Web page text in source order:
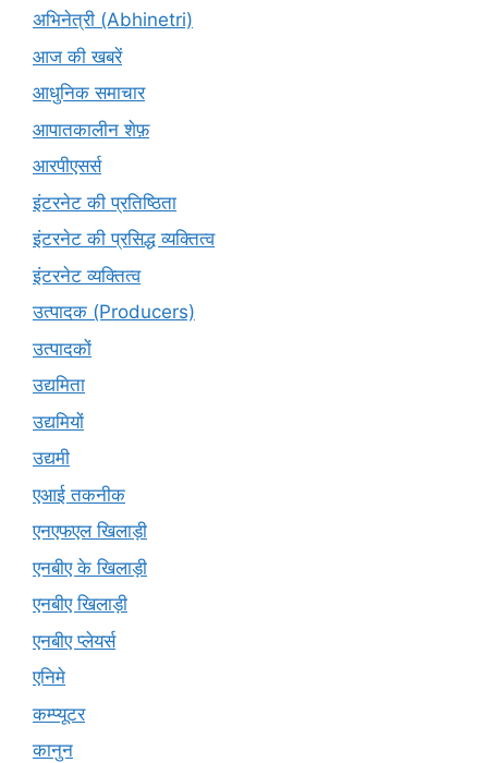
अभिनेत्री (Abhinetri)
आज की खबरें
आधुनिक समाचार
आपातकालीन शेफ़
आरपीएसर्स
इंटरनेट की प्रतिष्ठिता
इंटरनेट की प्रसिद्ध व्यक्तित्व
इंटरनेट व्यक्तित्व
उत्पादक (Producers)
उत्पादकों
उद्यमिता
उद्यमियों
उद्यमी
एआई तकनीक
एनएफएल खिलाड़ी
एनबीए के खिलाड़ी
एनबीए खिलाड़ी
एनबीए प्लेयर्स
एनिमे
कम्प्यूटर
कानुन